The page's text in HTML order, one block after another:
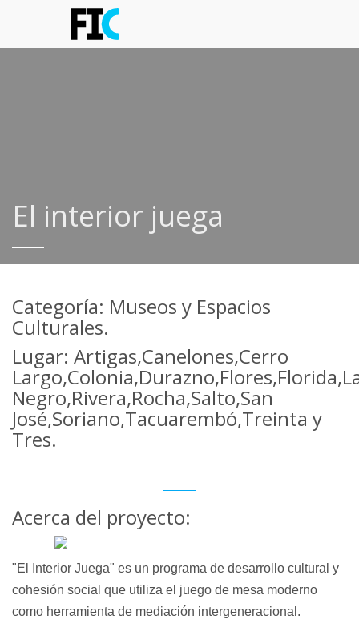
El interior juega
Categoría: Museos y Espacios
Culturales.
Lugar: Artigas,Canelones,Cerro
Negro,Rivera,Rocha,Salto,San
José,Soriano,Tacuarembó,Treinta y
Tres.
Acerca del proyecto:
"El Interior Juega" es un programa de desarrollo cultural y
cohesión social que utiliza el juego de mesa moderno
como herramienta de mediación intergeneracional.